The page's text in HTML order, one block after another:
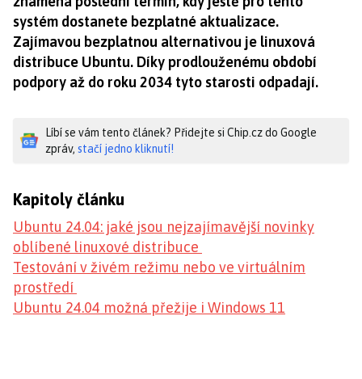
systém dostanete bezplatné aktualizace.
Zajímavou bezplatnou alternativou je linuxová
distribuce Ubuntu. Díky prodlouženému období
podpory až do roku 2034 tyto starosti odpadají.
Líbí se vám tento článek? Přidejte si Chip.cz do Google
zpráv, stačí jedno kliknutí!
Kapitoly článku
Ubuntu 24.04: jaké jsou nejzajímavější novinky
oblíbené linuxové distribuce
Testování v živém režimu nebo ve virtuálním
prostředí
Ubuntu 24.04 možná přežije i Windows 11